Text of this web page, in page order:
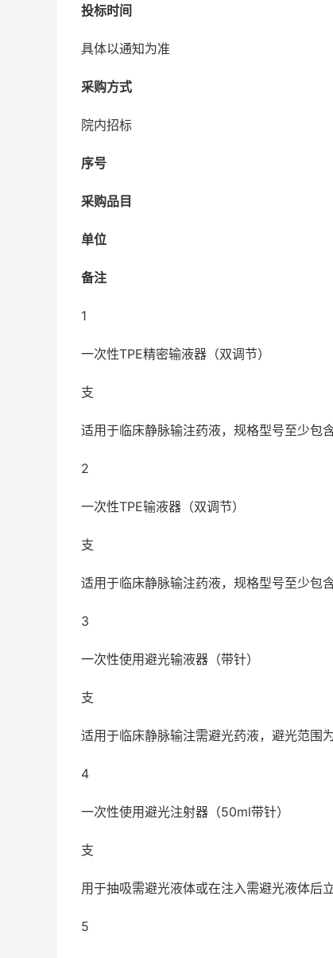
投标时间
具体以通知为准
采购方式
院内招标
序号
采购品目
单位
备注
1
一次性TPE精密输液器（双调节）
支
适用于临床静脉输注药液，规格型号至少包
2
一次性TPE输液器（双调节）
支
适用于临床静脉输注药液，规格型号至少包
3
一次性使用避光输液器（带针）
支
适用于临床静脉输注需避光药液，避光范围
4
一次性使用避光注射器（50ml带针）
支
用于抽吸需避光液体或在注入需避光液体后
5